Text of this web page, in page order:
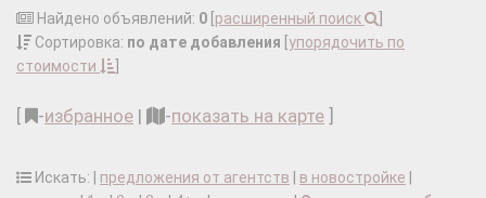
Найдено объявлений: 0 расширенный поиск
Сортировка: по дате добавления упорядочить по
стоимости
-избранное | -показать на карте
Искать: | предложения от агентств в новостройке